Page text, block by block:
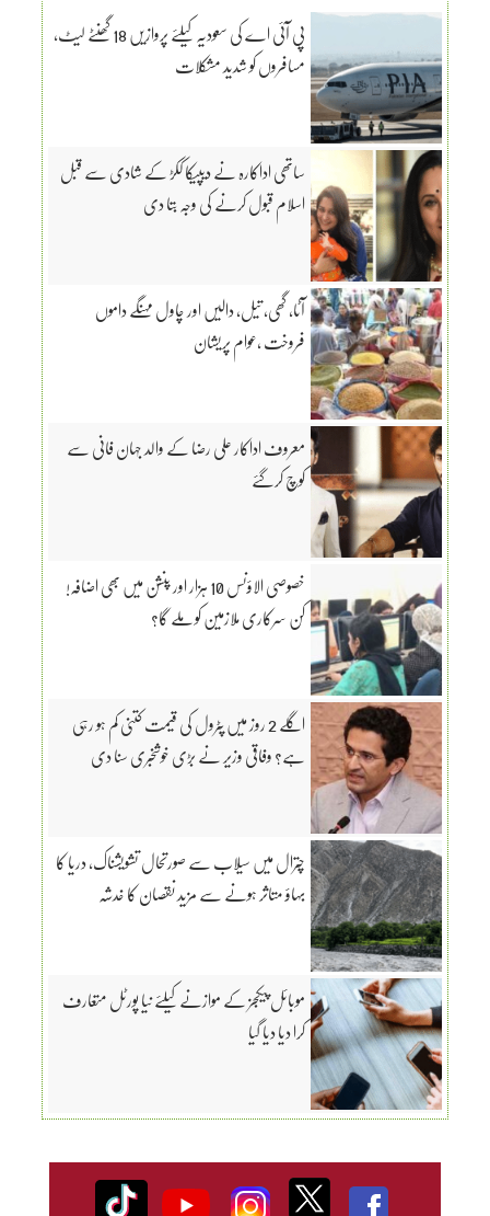
پی آئی اے کی سعودیہ کیلئے پروازیں 18 گھنٹے لیٹ،
مسافروں کو شدید مشکلات
ساتھی اداکارہ نے دیپیکا ککڑ کے شادی سے قبل
اسلام قبول کرنے کی وجہ بتا دی
آٹا، گھی، تیل، دالیں اور چاول مہنگے داموں
فروخت ،عوام پریشان
معروف اداکار علی رضا کے والد جہان فانی سے
کوچ کرگئے
خصوصی الاؤنس 10 ہزار اور پنشن میں بھی اضافہ!
کن سرکاری ملازمین کو ملے گا؟
اگلے 2 روز میں پٹرول کی قیمت کتنی کم ہو رہی
ہے؟ وفاقی وزیر نے بڑی خوشخبری سنا دی
چترال میں سیلاب سے صورتحال تشویشناک، دریا کا
بہاؤ متاثر ہونے سے مزید نقصان کا خدشہ
موبائل پیکجز کے موازنے کیلئے نیا پورٹل متعارف
کرا دیا دیا گیا